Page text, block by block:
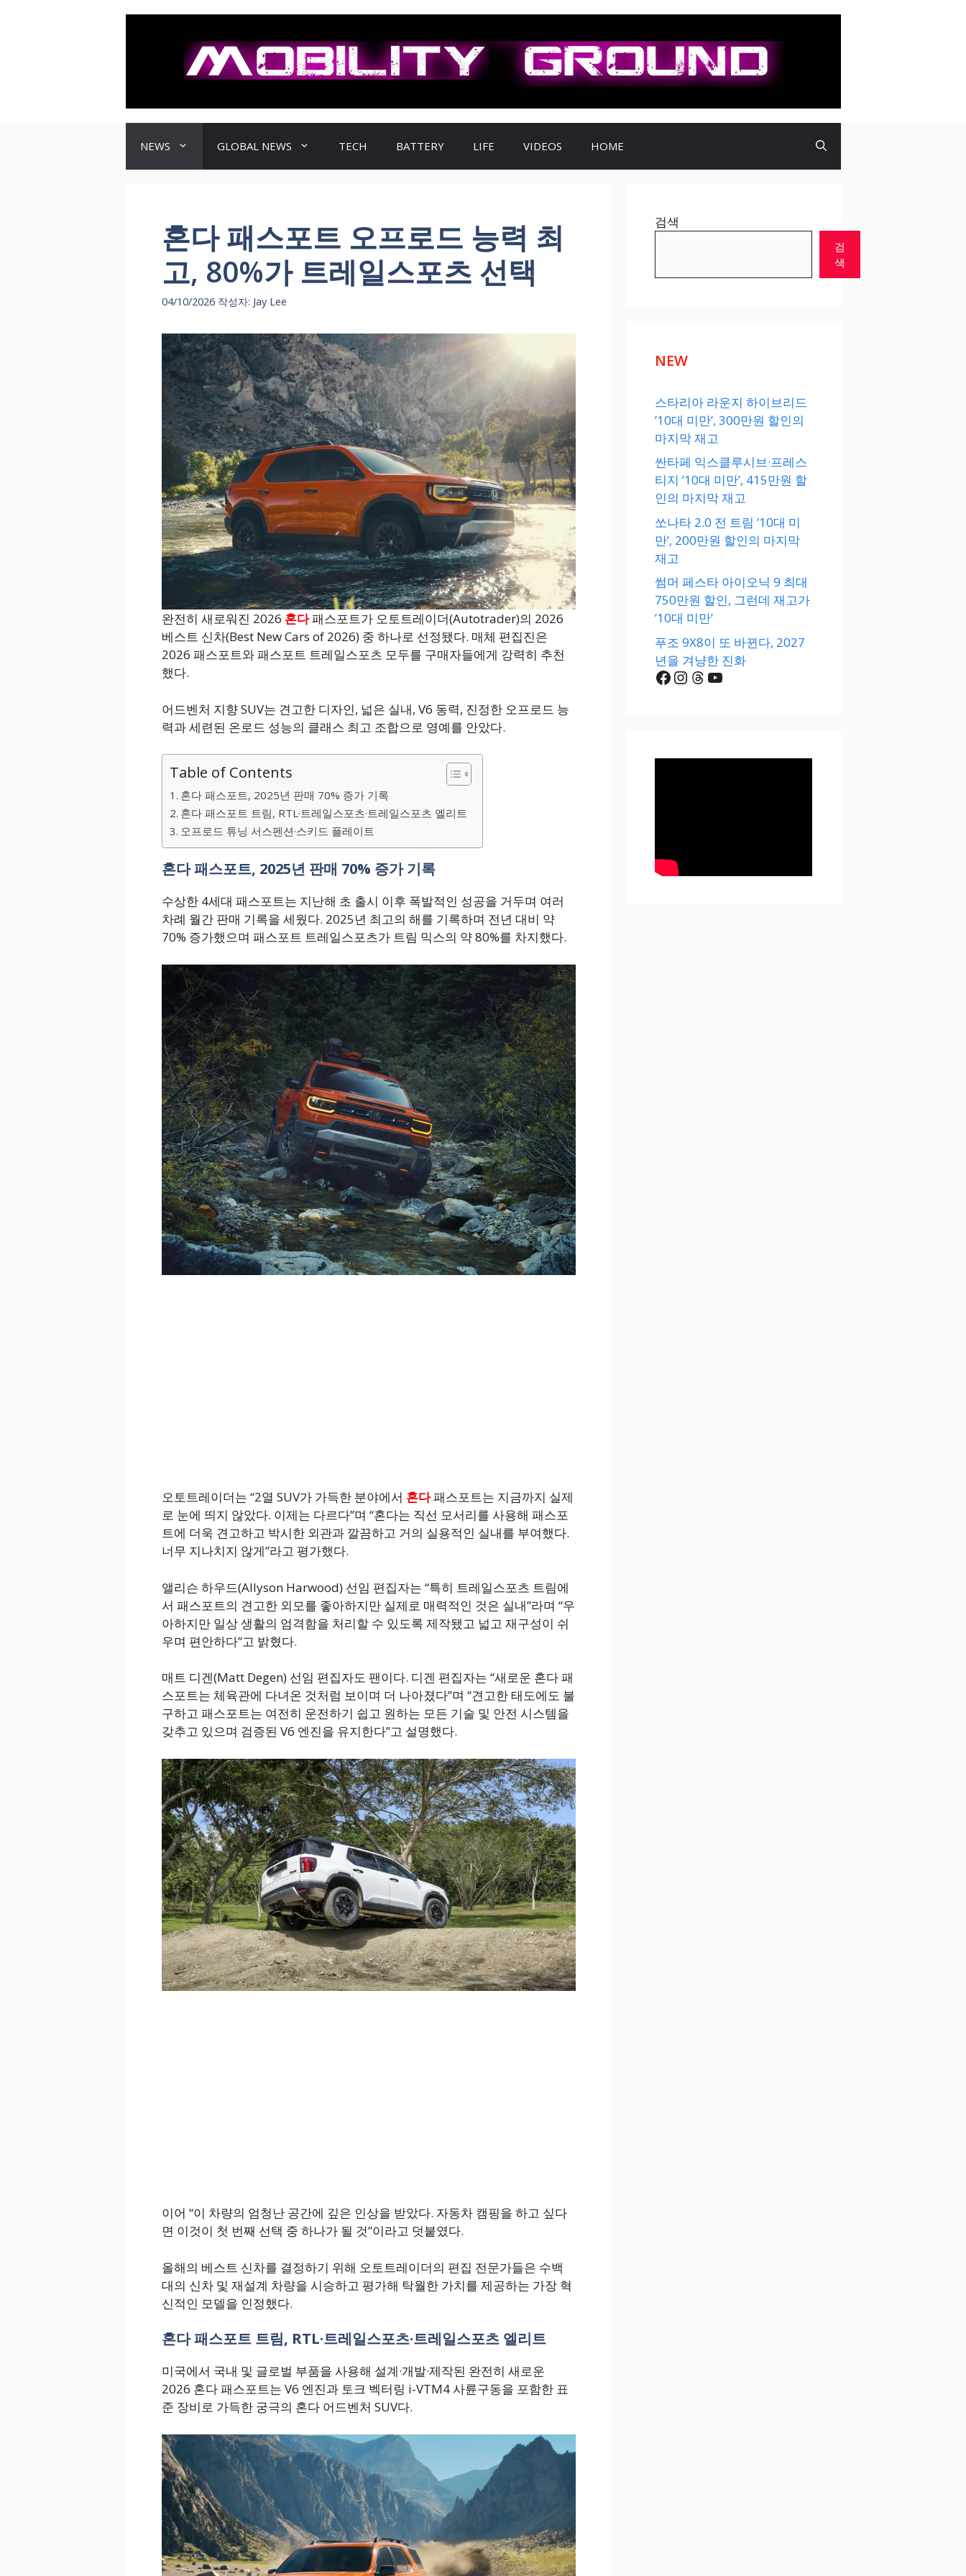
NEWS GLOBAL NEWS TECH BATTERY LIFE VIDEOS HOME
혼다 패스포트 오프로드 능력 최
고, 80%가 트레일스포츠 선택
04/10/2026 작성자: Jay Lee
완전히 새로워진 2026 혼다패스포트가 오토트레이더(Autotrader)의 2026
베스트 신차(Best New Cars of 2026) 중 하나로 선정됐다. 매체 편집진은
2026 패스포트와 패스포트 트레일스포츠 모두를 구매자들에게 강력히 추천
했다.
어드벤처 지향 SUV는 견고한 디자인, 넓은 실내, V6 동력, 진정한 오프로드 능
력과 세련된 온로드 성능의 클래스 최고 조합으로 영예를 안았다.
Table of Contents
혼다 패스포트, 2025년 판매 70% 증가 기록
혼다 패스포트 트림, RTL·트레일스포츠·트레일스포츠 엘리트
오프로드 튜닝 서스펜션·스키드 플레이트
혼다 패스포트, 2025년 판매 70% 증가 기록
수상한 4세대 패스포트는 지난해 초 출시 이후 폭발적인 성공을 거두며 여러
차례 월간 판매 기록을 세웠다. 2025년 최고의 해를 기록하며 전년 대비 약
70% 증가했으며 패스포트 트레일스포츠가 트림 믹스의 약 80%를 차지했다.
오토트레이더는 “2열 SUV가 가득한 분야에서 혼다패스포트는 지금까지 실제
로 눈에 띄지 않았다. 이제는 다르다”며 “혼다는 직선 모서리를 사용해 패스포
트에 더욱 견고하고 박시한 외관과 깔끔하고 거의 실용적인 실내를 부여했다.
너무 지나치지 않게”라고 평가했다.
앨리슨 하우드(Allyson Harwood) 선임 편집자는 “특히 트레일스포츠 트림에
서 패스포트의 견고한 외모를 좋아하지만 실제로 매력적인 것은 실내”라며 “우
아하지만 일상 생활의 엄격함을 처리할 수 있도록 제작됐고 넓고 재구성이 쉬
우며 편안하다”고 밝혔다.
매트 디겐(Matt Degen) 선임 편집자도 팬이다. 디겐 편집자는 “새로운 혼다 패
스포트는 체육관에 다녀온 것처럼 보이며 더 나아졌다”며 “견고한 태도에도 불
구하고 패스포트는 여전히 운전하기 쉽고 원하는 모든 기술 및 안전 시스템을
갖추고 있으며 검증된 V6 엔진을 유지한다”고 설명했다.
이어 “이 차량의 엄청난 공간에 깊은 인상을 받았다. 자동차 캠핑을 하고 싶다
면 이것이 첫 번째 선택 중 하나가 될 것”이라고 덧붙였다.
올해의 베스트 신차를 결정하기 위해 오토트레이더의 편집 전문가들은 수백
대의 신차 및 재설계 차량을 시승하고 평가해 탁월한 가치를 제공하는 가장 혁
신적인 모델을 인정했다.
혼다 패스포트 트림, RTL·트레일스포츠·트레일스포츠 엘리트
미국에서 국내 및 글로벌 부품을 사용해 설계·개발·제작된 완전히 새로운
2026 혼다 패스포트는 V6 엔진과 토크 벡터링 i-VTM4 사륜구동을 포함한 표
준 장비로 가득한 궁극의 혼다 어드벤처 SUV다.
검색
검
색
NEW
스타리아 라운지 하이브리드
’10대 미만’, 300만원 할인의
마지막 재고
싼타페 익스클루시브·프레스
티지 ’10대 미만’, 415만원 할
인의 마지막 재고
쏘나타 2.0 전 트림 ’10대 미
만’, 200만원 할인의 마지막
재고
썸머 페스타 아이오닉 9 최대
750만원 할인, 그런데 재고가
’10대 미만’
푸조 9X8이 또 바뀐다, 2027
년을 겨냥한 진화
Facebook
Instagram
Threads
YouTube